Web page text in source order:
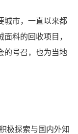
城市，一直以来都
料的回收项目，
的号召，也为当地
极探索与国内外知